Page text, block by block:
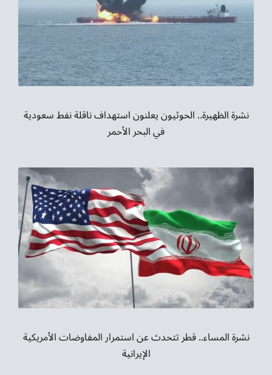
نشرة الظهيرة.. الحوثيون يعلنون استهداف ناقلة نفط سعودية
في البحر الأحمر
نشرة المساء.. قطر تتحدث عن استمرار المفاوضات الأمريكية
الإيرانية